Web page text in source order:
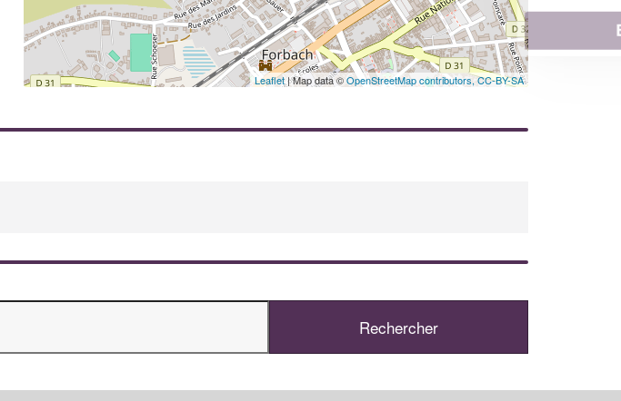
Leaflet| Map data ©OpenStreetMap contributors,CC-BY-SA
En savoir plus